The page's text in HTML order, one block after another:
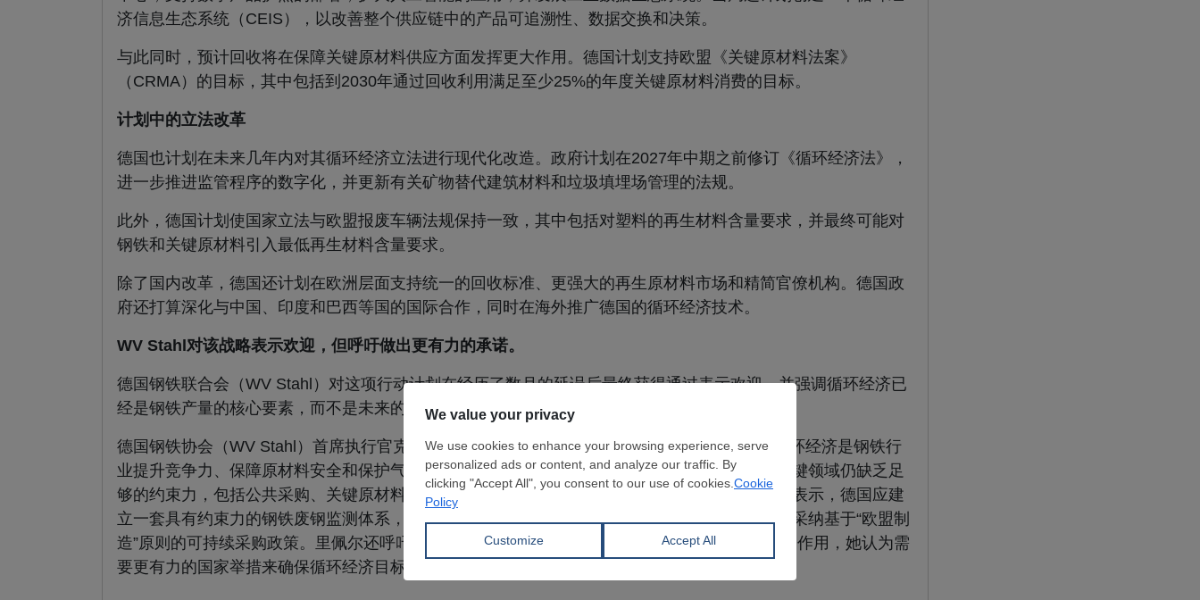
济信息生态系统（CEIS），以改善整个供应链中的产品可追溯性、数据交换和决策。
与此同时，预计回收将在保障关键原材料供应方面发挥更大作用。德国计划支持欧盟《关键原材料法案》
（CRMA）的目标，其中包括到2030年通过回收利用满足至少25%的年度关键原材料消费的目标。
计划中的立法改革
德国也计划在未来几年内对其循环经济立法进行现代化改造。政府计划在2027年中期之前修订《循环经济法》，
进一步推进监管程序的数字化，并更新有关矿物替代建筑材料和垃圾填埋场管理的法规。
此外，德国计划使国家立法与欧盟报废车辆法规保持一致，其中包括对塑料的再生材料含量要求，并最终可能对
钢铁和关键原材料引入最低再生材料含量要求。
除了国内改革，德国还计划在欧洲层面支持统一的回收标准、更强大的再生原材料市场和精简官僚机构。德国政
府还打算深化与中国、印度和巴西等国的国际合作，同时在海外推广德国的循环经济技术。
WV Stahl对该战略表示欢迎，但呼吁做出更有力的承诺。
德国钢铁联合会（WV Stahl）对这项行动计划在经历了数月的延误后最终获得通过表示欢迎，并强调循环经济已
经是钢铁产量的核心要素，而不是未来的目标。
德国钢铁协会（WV Stahl）首席执行官克斯汀·玛丽亚·里佩尔（Kerstin Maria Rippel）指出，循环经济是钢铁行
业提升竞争力、保障原材料安全和保护气候的关键驱动力。然而，她认为，该行动计划在多个关键领域仍缺乏足
够的约束力，包括公共采购、关键原材料、实施机制以及对《循环经济法》的拟议修订。里佩尔表示，德国应建
立一套具有约束力的钢铁废钢监测体系，改善先进分拣基础设施和循环产量设施的投资环境，并采纳基于“欧盟制
造”原则的可持续采购政策。里佩尔还呼吁德国在制定未来的欧盟《循环经济法》中发挥更积极的作用，她认为需
要更有力的国家举措来确保循环经济目标与产业竞争力齐头并进。